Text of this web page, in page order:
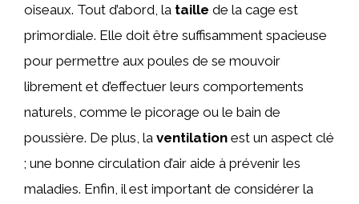
oiseaux. Tout d’abord, la taille de la cage est
primordiale. Elle doit être suffisamment spacieuse
pour permettre aux poules de se mouvoir
librement et d’effectuer leurs comportements
naturels, comme le picorage ou le bain de
poussière. De plus, la ventilation est un aspect clé
; une bonne circulation d’air aide à prévenir les
maladies. Enfin, il est important de considérer la